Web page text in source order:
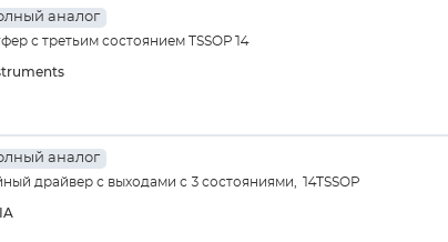
аналог
с третьим состоянием TSSOP14
аналог
драйвер с выходами с 3 состояниями, 14TSSOP